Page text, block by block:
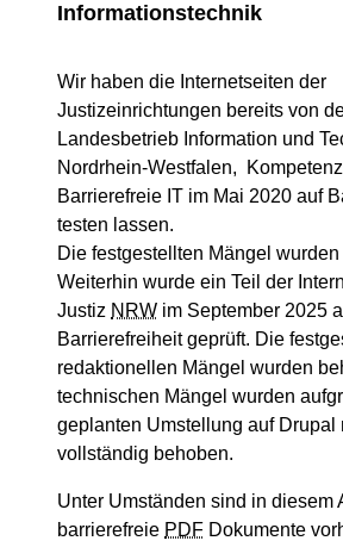
Informationstechnik
Wir haben die Internetseiten der
Justizeinrichtungen bereits von
Landesbetrieb Information und
Nordrhein-Westfalen,
Barrierefreie IT im Mai 2020 auf
testen lassen.
Die festgestellten Mängel
Weiterhin wurde ein Teil der
Justiz NRW im September 2025
Barrierefreiheit geprüft. Die
redaktionellen Mängel wurden
technischen Mängel wurden
geplanten Umstellung auf Drupal
vollständig behoben.
Unter Umständen sind in diesem
barrierefreie PDF Dokumente